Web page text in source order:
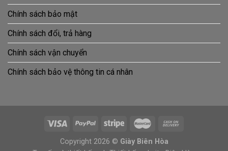
Chính sách bảo mật
Chính sách đổi, trả hàng
Chính sách vận chuyển
Chính sách bảo vệ thông tin cá nhân
Copyright 2026 © Giày Biên Hòa